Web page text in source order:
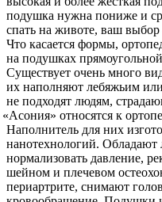
подушка нужна пониже и
спать на животе, ваш
Что касается формы,
на подушках
Существует очень много
их наполняют лебяжьим
не подходят людям,
«Асония» относятся к
Наполнитель для них
нанотехнологий.
нормализовать давление,
шейном и плечевом
периартрите, снимают